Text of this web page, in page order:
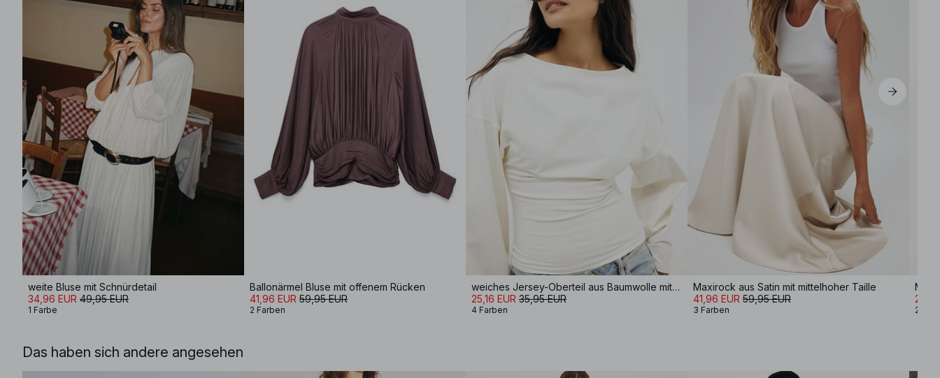
weite Bluse mit Schnürdetail
34,96 EUR 49,95 EUR
1 Farbe
Ballonärmel Bluse mit offenem Rücken
41,96 EUR 59,95 EUR
2 Farben
weiches Jersey-Oberteil aus Baumwolle mit weiten Ärmeln
25,16 EUR 35,95 EUR
4 Farben
Maxirock aus Satin mit mittelhoher Taille
41,96 EUR 59,95 EUR
3 Farben 2
Das haben sich andere angesehen